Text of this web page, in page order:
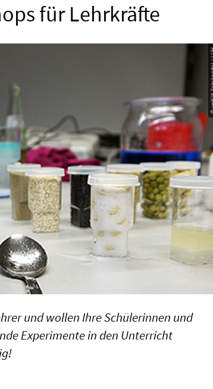
für Lehrkräfte
©
und wollen Ihre Schülerinnen und
Experimente in den Unterricht